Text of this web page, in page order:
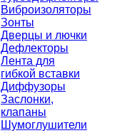
Виброизоляторы
Зонты
Дверцы и лючки
Дефлекторы
Лента для
гибкой вставки
Диффузоры
Заслонки,
клапаны
Шумоглушители